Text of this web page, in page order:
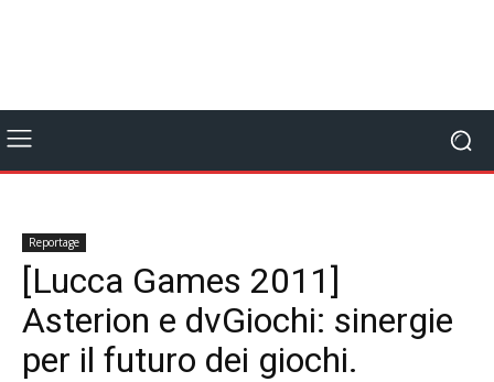
Reportage
[Lucca Games 2011]
Asterion e dvGiochi: sinergie
per il futuro dei giochi.